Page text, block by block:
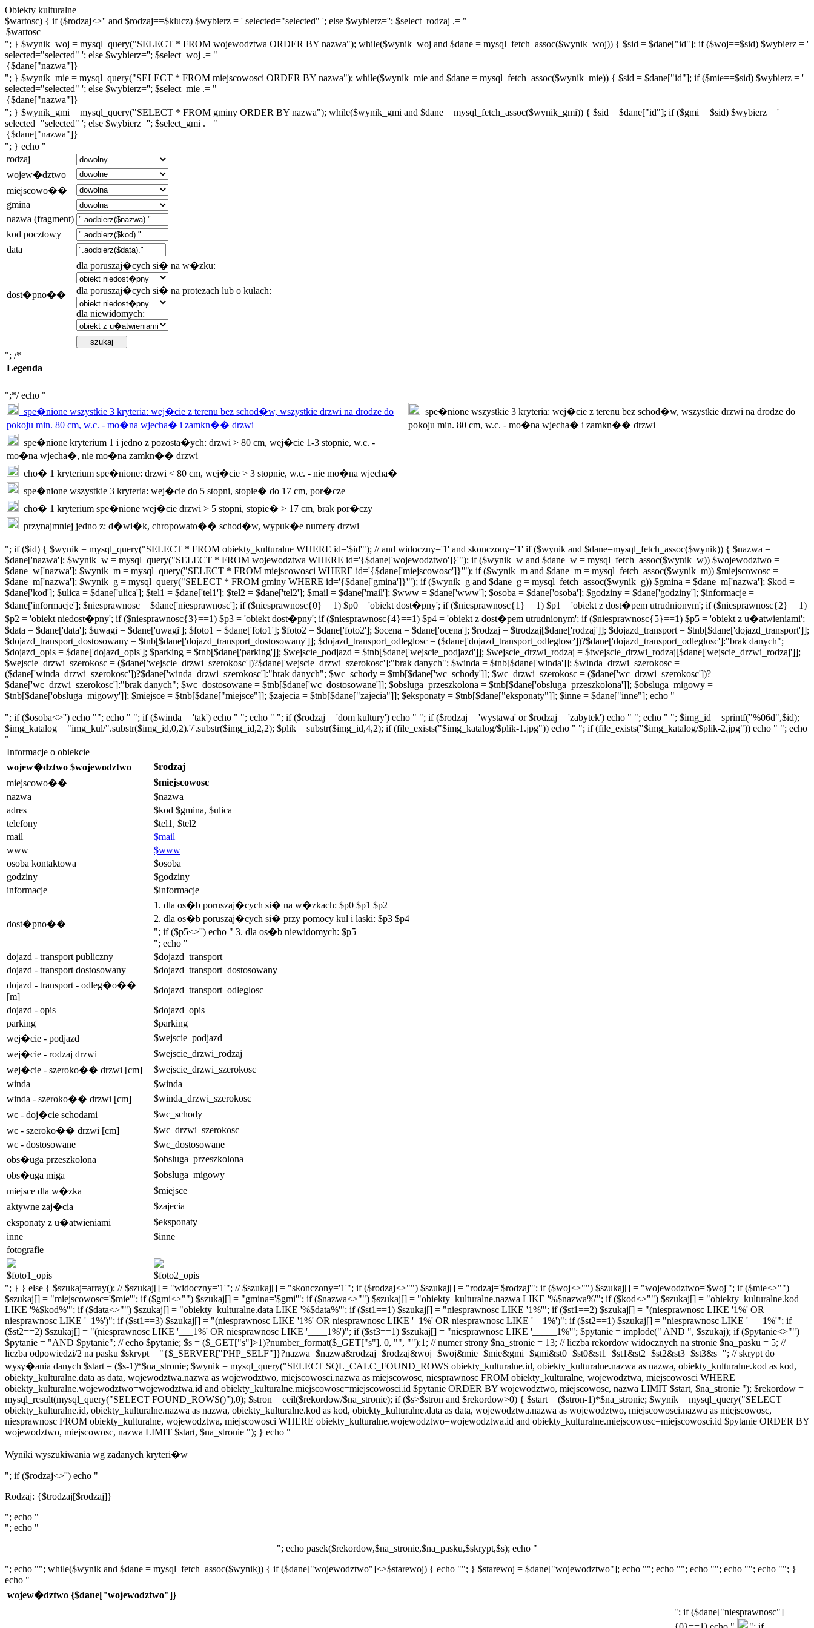
Obiekty kulturalne
$wartosc) { if ($rodzaj<>'' and $rodzaj==$klucz) $wybierz = ' selected="selected" '; else $wybierz=''; $select_rodzaj .= "
"; } $wynik_woj = mysql_query("SELECT * FROM wojewodztwa ORDER BY nazwa"); while($wynik_woj and $dane = mysql_fetch_assoc($wynik_woj)) { $sid = $dane["id"]; if ($woj==$sid) $wybierz = '
selected="selected" '; else $wybierz=''; $select_woj .= "
"; } $wynik_mie = mysql_query("SELECT * FROM miejscowosci ORDER BY nazwa"); while($wynik_mie and $dane = mysql_fetch_assoc($wynik_mie)) { $sid = $dane["id"]; if ($mie==$sid) $wybierz = '
selected="selected" '; else $wybierz=''; $select_mie .= "
"; } $wynik_gmi = mysql_query("SELECT * FROM gminy ORDER BY nazwa"); while($wynik_gmi and $dane = mysql_fetch_assoc($wynik_gmi)) { $sid = $dane["id"]; if ($gmi==$sid) $wybierz = '
selected="selected" '; else $wybierz=''; $select_gmi .= "
"; } echo "
rodzaj
wojew�dztwo
miejscowo��
gmina
nazwa (fragment)
kod pocztowy
data
dost�pno��
dla poruszaj�cych si� na w�zku:
dla poruszaj�cych si� na protezach lub o kulach:
dla niewidomych:
"; /*
Legenda
";*/ echo "
spe�nione wszystkie 3 kryteria: wej�cie z terenu bez schod�w, wszystkie drzwi na drodze do
pokoju min. 80 cm, w.c. - mo�na wjecha� i zamkn�� drzwi
spe�nione wszystkie 3 kryteria: wej�cie z terenu bez schod�w, wszystkie drzwi na drodze do
pokoju min. 80 cm, w.c. - mo�na wjecha� i zamkn�� drzwi
spe�nione kryterium 1 i jedno z pozosta�ych: drzwi > 80 cm, wej�cie 1-3 stopnie, w.c. -
mo�na wjecha�, nie mo�na zamkn�� drzwi
cho� 1 kryterium spe�nione: drzwi < 80 cm, wej�cie > 3 stopnie, w.c. - nie mo�na wjecha�
spe�nione wszystkie 3 kryteria: wej�cie do 5 stopni, stopie� do 17 cm, por�cze
cho� 1 kryterium spe�nione wej�cie drzwi > 5 stopni, stopie� > 17 cm, brak por�czy
przynajmniej jedno z: d�wi�k, chropowato�� schod�w, wypuk�e numery drzwi
"; if ($id) { $wynik = mysql_query("SELECT * FROM obiekty_kulturalne WHERE id='$id'"); // and widoczny='1' and skonczony='1' if ($wynik and $dane=mysql_fetch_assoc($wynik)) { $nazwa =
$dane['nazwa']; $wynik_w = mysql_query("SELECT * FROM wojewodztwa WHERE id='{$dane['wojewodztwo']}'"); if ($wynik_w and $dane_w = mysql_fetch_assoc($wynik_w)) $wojewodztwo =
$dane_w['nazwa']; $wynik_m = mysql_query("SELECT * FROM miejscowosci WHERE id='{$dane['miejscowosc']}'"); if ($wynik_m and $dane_m = mysql_fetch_assoc($wynik_m)) $miejscowosc =
$dane_m['nazwa']; $wynik_g = mysql_query("SELECT * FROM gminy WHERE id='{$dane['gmina']}'"); if ($wynik_g and $dane_g = mysql_fetch_assoc($wynik_g)) $gmina = $dane_m['nazwa']; $kod =
$dane['kod']; $ulica = $dane['ulica']; $tel1 = $dane['tel1']; $tel2 = $dane['tel2']; $mail = $dane['mail']; $www = $dane['www']; $osoba = $dane['osoba']; $godziny = $dane['godziny']; $informacje =
$dane['informacje']; $niesprawnosc = $dane['niesprawnosc']; if ($niesprawnosc{0}==1) $p0 = 'obiekt dost�pny'; if ($niesprawnosc{1}==1) $p1 = 'obiekt z dost�pem utrudnionym'; if ($niesprawnosc{2}==1)
$p2 = 'obiekt niedost�pny'; if ($niesprawnosc{3}==1) $p3 = 'obiekt dost�pny'; if ($niesprawnosc{4}==1) $p4 = 'obiekt z dost�pem utrudnionym'; if ($niesprawnosc{5}==1) $p5 = 'obiekt z u�atwieniami';
$data = $dane['data']; $uwagi = $dane['uwagi']; $foto1 = $dane['foto1']; $foto2 = $dane['foto2']; $ocena = $dane['ocena']; $rodzaj = $trodzaj[$dane['rodzaj']]; $dojazd_transport = $tnb[$dane['dojazd_transport']];
$dojazd_transport_dostosowany = $tnb[$dane['dojazd_transport_dostosowany']]; $dojazd_transport_odleglosc = ($dane['dojazd_transport_odleglosc'])?$dane['dojazd_transport_odleglosc']:"brak danych";
$dojazd_opis = $dane['dojazd_opis']; $parking = $tnb[$dane['parking']]; $wejscie_podjazd = $tnb[$dane['wejscie_podjazd']]; $wejscie_drzwi_rodzaj = $twejscie_drzwi_rodzaj[$dane['wejscie_drzwi_rodzaj']];
$wejscie_drzwi_szerokosc = ($dane['wejscie_drzwi_szerokosc'])?$dane['wejscie_drzwi_szerokosc']:"brak danych"; $winda = $tnb[$dane['winda']]; $winda_drzwi_szerokosc =
($dane['winda_drzwi_szerokosc'])?$dane['winda_drzwi_szerokosc']:"brak danych"; $wc_schody = $tnb[$dane['wc_schody']]; $wc_drzwi_szerokosc = ($dane['wc_drzwi_szerokosc'])?
$dane['wc_drzwi_szerokosc']:"brak danych"; $wc_dostosowane = $tnb[$dane['wc_dostosowane']]; $obsluga_przeszkolona = $tnb[$dane['obsluga_przeszkolona']]; $obsluga_migowy =
$tnb[$dane['obsluga_migowy']]; $miejsce = $tnb[$dane["miejsce"]]; $zajecia = $tnb[$dane["zajecia"]]; $eksponaty = $tnb[$dane["eksponaty"]]; $inne = $dane["inne"]; echo "
"; if ($osoba<>'') echo ""; echo " "; if ($winda=='tak') echo " "; echo " "; if ($rodzaj=='dom kultury') echo " "; if ($rodzaj=='wystawa' or $rodzaj=='zabytek') echo " "; echo " "; $img_id = sprintf("%06d",$id);
$img_katalog = "img_kul/".substr($img_id,0,2).'/'.substr($img_id,2,2); $plik = substr($img_id,4,2); if (file_exists("$img_katalog/$plik-1.jpg")) echo " "; if (file_exists("$img_katalog/$plik-2.jpg")) echo " "; echo
"
Informacje o obiekcie
wojew�dztwo $wojewodztwo
$rodzaj
miejscowo��
$miejscowosc
nazwa
$nazwa
adres
$kod $gmina, $ulica
telefony
$tel1, $tel2
mail
$mail
www
$www
osoba kontaktowa
$osoba
godziny
$godziny
informacje
$informacje
dost�pno��
1. dla os�b poruszaj�cych si� na w�zkach: $p0 $p1 $p2
2. dla os�b poruszaj�cych si� przy pomocy kul i laski: $p3 $p4
"; if ($p5<>'') echo " 3. dla os�b niewidomych: $p5
"; echo "
dojazd - transport publiczny
$dojazd_transport
dojazd - transport dostosowany
$dojazd_transport_dostosowany
dojazd - transport - odleg�o��
[m]
$dojazd_transport_odleglosc
dojazd - opis
$dojazd_opis
parking
$parking
wej�cie - podjazd
$wejscie_podjazd
wej�cie - rodzaj drzwi
$wejscie_drzwi_rodzaj
wej�cie - szeroko�� drzwi [cm]
$wejscie_drzwi_szerokosc
winda
$winda
winda - szeroko�� drzwi [cm]
$winda_drzwi_szerokosc
wc - doj�cie schodami
$wc_schody
wc - szeroko�� drzwi [cm]
$wc_drzwi_szerokosc
wc - dostosowane
$wc_dostosowane
obs�uga przeszkolona
$obsluga_przeszkolona
obs�uga miga
$obsluga_migowy
miejsce dla w�zka
$miejsce
aktywne zaj�cia
$zajecia
eksponaty z u�atwieniami
$eksponaty
inne
$inne
fotografie
$foto1_opis
$foto2_opis
"; } } else { $szukaj=array(); // $szukaj[] = "widoczny='1'"; // $szukaj[] = "skonczony='1'"; if ($rodzaj<>"") $szukaj[] = "rodzaj='$rodzaj'"; if ($woj<>"") $szukaj[] = "wojewodztwo='$woj'"; if ($mie<>"")
$szukaj[] = "miejscowosc='$mie'"; if ($gmi<>"") $szukaj[] = "gmina='$gmi'"; if ($nazwa<>"") $szukaj[] = "obiekty_kulturalne.nazwa LIKE '%$nazwa%'"; if ($kod<>"") $szukaj[] = "obiekty_kulturalne.kod
LIKE '%$kod%'"; if ($data<>"") $szukaj[] = "obiekty_kulturalne.data LIKE '%$data%'"; if ($st1==1) $szukaj[] = "niesprawnosc LIKE '1%'"; if ($st1==2) $szukaj[] = "(niesprawnosc LIKE '1%' OR
niesprawnosc LIKE '_1%')"; if ($st1==3) $szukaj[] = "(niesprawnosc LIKE '1%' OR niesprawnosc LIKE '_1%' OR niesprawnosc LIKE '__1%')"; if ($st2==1) $szukaj[] = "niesprawnosc LIKE '___1%'"; if
($st2==2) $szukaj[] = "(niesprawnosc LIKE '___1%' OR niesprawnosc LIKE '____1%')"; if ($st3==1) $szukaj[] = "niesprawnosc LIKE '_____1%'"; $pytanie = implode(" AND ", $szukaj); if ($pytanie<>"")
$pytanie = "AND $pytanie"; // echo $pytanie; $s = ($_GET["s"]>1)?number_format($_GET["s"], 0, "", ""):1; // numer strony $na_stronie = 13; // liczba rekordow widocznych na stronie $na_pasku = 5; //
liczba odpowiedzi/2 na pasku $skrypt = "{$_SERVER["PHP_SELF"]}?nazwa=$nazwa&rodzaj=$rodzaj&woj=$woj&mie=$mie&gmi=$gmi&st0=$st0&st1=$st1&st2=$st2&st3=$st3&s="; // skrypt do
wysy�ania danych $start = ($s-1)*$na_stronie; $wynik = mysql_query("SELECT SQL_CALC_FOUND_ROWS obiekty_kulturalne.id, obiekty_kulturalne.nazwa as nazwa, obiekty_kulturalne.kod as kod,
obiekty_kulturalne.data as data, wojewodztwa.nazwa as wojewodztwo, miejscowosci.nazwa as miejscowosc, niesprawnosc FROM obiekty_kulturalne, wojewodztwa, miejscowosci WHERE
obiekty_kulturalne.wojewodztwo=wojewodztwa.id and obiekty_kulturalne.miejscowosc=miejscowosci.id $pytanie ORDER BY wojewodztwo, miejscowosc, nazwa LIMIT $start, $na_stronie "); $rekordow =
mysql_result(mysql_query("SELECT FOUND_ROWS()"),0); $stron = ceil($rekordow/$na_stronie); if ($s>$stron and $rekordow>0) { $start = ($stron-1)*$na_stronie; $wynik = mysql_query("SELECT
obiekty_kulturalne.id, obiekty_kulturalne.nazwa as nazwa, obiekty_kulturalne.kod as kod, obiekty_kulturalne.data as data, wojewodztwa.nazwa as wojewodztwo, miejscowosci.nazwa as miejscowosc,
niesprawnosc FROM obiekty_kulturalne, wojewodztwa, miejscowosci WHERE obiekty_kulturalne.wojewodztwo=wojewodztwa.id and obiekty_kulturalne.miejscowosc=miejscowosci.id $pytanie ORDER BY
wojewodztwo, miejscowosc, nazwa LIMIT $start, $na_stronie "); } echo "
Wyniki wyszukiwania wg zadanych kryteri�w
"; if ($rodzaj<>'') echo "
Rodzaj: {$trodzaj[$rodzaj]}
"; echo "
"; echo "
"; echo pasek($rekordow,$na_stronie,$na_pasku,$skrypt,$s); echo "
"; echo ""; while($wynik and $dane = mysql_fetch_assoc($wynik)) { if ($dane["wojewodztwo"]<>$starewoj) { echo ""; } $starewoj = $dane["wojewodztwo"]; echo ""; echo ""; echo ""; echo ""; echo ""; }
echo "
wojew�dztwo {$dane["wojewodztwo"]}
"; if ($dane["niesprawnosc"]